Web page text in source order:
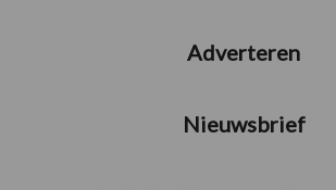
Adverteren
Nieuwsbrief